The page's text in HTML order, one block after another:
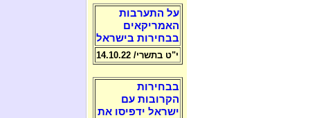
על התערבות
האמריקאים
בבחירות בישראל
י"ט בתשרי/ 14.10.22
בבחירות
הקרובות עם
ישראל ידפיסו את